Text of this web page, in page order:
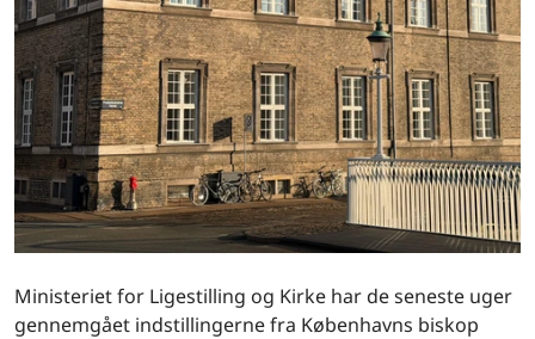
Ministeriet for Ligestilling og Kirke har de seneste uger
gennemgået indstillingerne fra Københavns biskop